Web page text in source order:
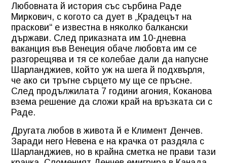
Любовната й история със сърбина Раде
Миркович, с когото са дует в „Крадецът на
праскови“ е известна в няколко балкански
държави. След приказната им 10-дневна
ваканция във Венеция обаче любовта им се
разгорещява и тя се колебае дали да напусне
Шарланджиев, който уж на шега й подхвърля,
че ако си тръгне сърцето му ще се пръсне.
След продължилата 7 години агония, Коканова
взема решение да сложи край на връзката си с
Раде.
Другата любов в живота й е Климент Денчев.
Заради него Невена е на крачка от раздяла с
Шарланджиев, но в крайна сметка не прави тази